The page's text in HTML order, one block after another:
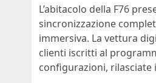
L’abitacolo della F76
sincronizzazione
immersiva. La vettura
clienti iscritti al
configurazioni, rilasciate